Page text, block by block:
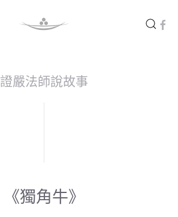
證嚴法師說故事
《獨角牛》